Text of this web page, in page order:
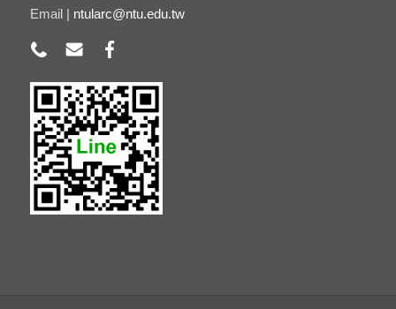
Email | ntularc@ntu.edu.tw